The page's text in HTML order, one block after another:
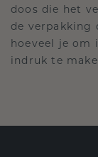
doos die het
de verpakking
hoeveel je om
indruk te